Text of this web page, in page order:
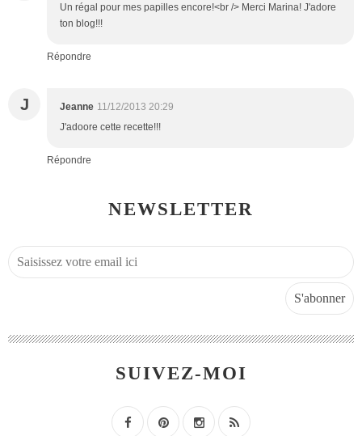
Un régal pour mes papilles encore!<br /> Merci Marina! J'adore
ton blog!!!
Répondre
J Jeanne 11/12/2013 20:29
J'adoore cette recette!!!
Répondre
NEWSLETTER
SUIVEZ-MOI